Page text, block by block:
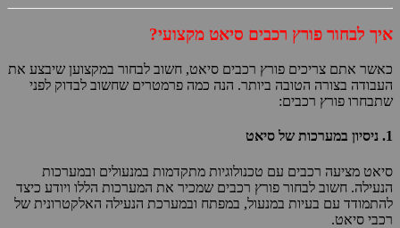
איך לבחור פורץ רכבים סיאט מקצועי?
כאשר אתם צריכים פורץ רכבים סיאט, חשוב לבחור במקצוען שיבצע את
העבודה בצורה הטובה ביותר. הנה כמה פרמטרים שחשוב לבדוק לפני
שתבחרו פורץ רכבים:
1. ניסיון במערכות של סיאט
סיאט מציעה רכבים עם טכנולוגיות מתקדמות במנעולים ובמערכות
הנעילה. חשוב לבחור פורץ רכבים שמכיר את המערכות הללו ויודע כיצד
להתמודד עם בעיות במנעול, במפתח ובמערכת הנעילה האלקטרונית של
רכבי סיאט.